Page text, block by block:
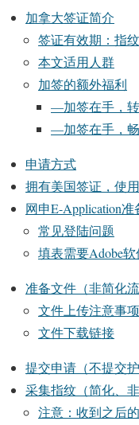
加拿大签证简介
签证有效期：指
本文适用人群
加签的额外福利
—加签在手，
—加签在手，
申请方式
拥有美国签证，使
网申E-Application准
常见登陆问题
填表需要Adobe软
准备文件（非简化
文件上传注意事项
文件下载链接
提交申请（不提交
采集指纹（简化、
注意：收到之后